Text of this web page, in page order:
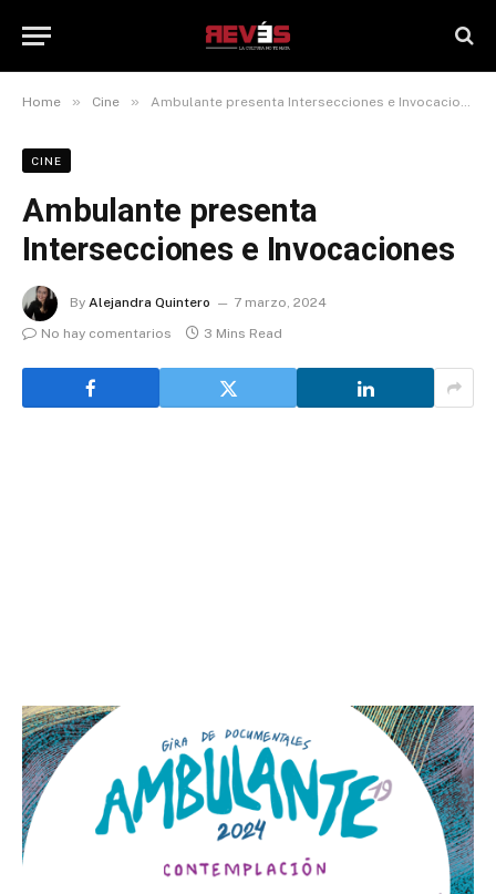
Home » Cine » Ambulante presenta Intersecciones e Invocaciones
CINE
Ambulante presenta
Intersecciones e Invocaciones
By Alejandra Quintero
7 marzo, 2024
No hay comentarios
3 Mins Read